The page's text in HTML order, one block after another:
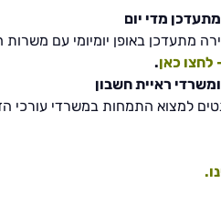
מדי יום
מתעדכן באופן יומיומי עם
לחצו כאן.
ומשרדי ראיית חשבון
למצוא התמחות במשרדי עורכי